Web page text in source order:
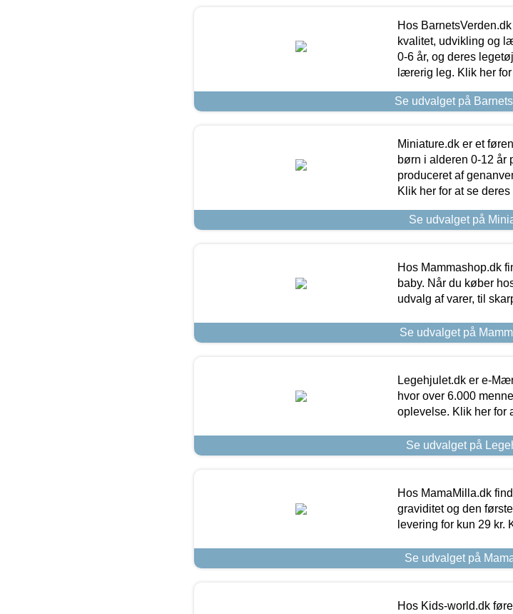
Hos
kvalitet, udvikling og
0-6 år, og deres
lærerig leg. Klik her
Se udvalget på
Miniature.dk er et
børn i alderen 0-12 år
produceret af
Klik her for at se
Se udvalget på
Hos Mammashop.dk
baby. Når du køber
udvalg af varer, til
Se udvalget på
Legehjulet.dk er e-
hvor over 6.000
oplevelse. Klik her for
Se udvalget på
Hos MamaMilla.dk
graviditet og den
levering for kun 29 kr.
Se udvalget på
Hos Kids-world.dk